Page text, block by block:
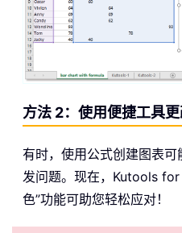
方法 2：使用便捷工具
有时，使用公式创建图表
发问题。现在，Kutools
色”功能可助您轻松应对！